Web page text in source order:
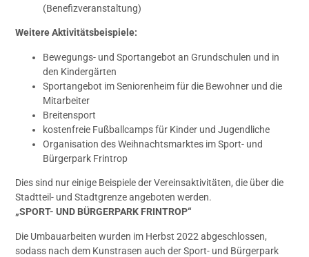
(Benefizveranstaltung)
Weitere Aktivitätsbeispiele:
Bewegungs- und Sportangebot an Grundschulen und in
den Kindergärten
Sportangebot im Seniorenheim für die Bewohner und die
Mitarbeiter
Breitensport
kostenfreie Fußballcamps für Kinder und Jugendliche
Organisation des Weihnachtsmarktes im Sport- und
Bürgerpark Frintrop
Dies sind nur einige Beispiele der Vereinsaktivitäten, die über die
Stadtteil- und Stadtgrenze angeboten werden.
„SPORT- UND BÜRGERPARK FRINTROP“
Die Umbauarbeiten wurden im Herbst 2022 abgeschlossen,
sodass nach dem Kunstrasen auch der Sport- und Bürgerpark